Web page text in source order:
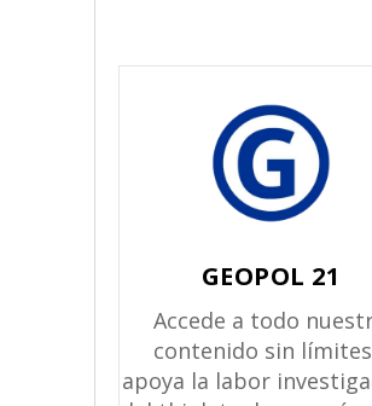
GEOPOL 21
Accede a todo
contenido sin
apoya la labor